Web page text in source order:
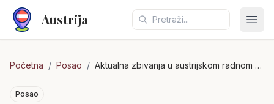
Austrija
Početna / Posao / Aktualna zbivanja u austrijskom radnom okruženju: Izazovi i prilike
Posao